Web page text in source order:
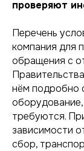
проверяют
Перечень
компания для
обращения с
нём подробно
требуются.
зависимости
сбор,